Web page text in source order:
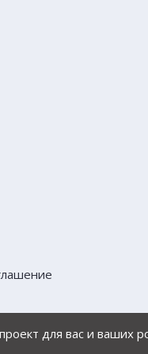
для вас и ваших